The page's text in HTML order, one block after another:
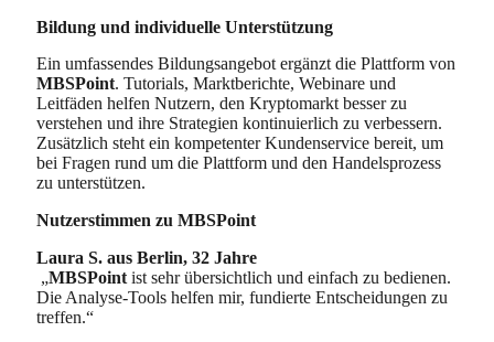
Bildung und individuelle Unterstützung
Ein umfassendes Bildungsangebot ergänzt die Plattform von
MBSPoint. Tutorials, Marktberichte, Webinare und
Leitfäden helfen Nutzern, den Kryptomarkt besser zu
verstehen und ihre Strategien kontinuierlich zu verbessern.
Zusätzlich steht ein kompetenter Kundenservice bereit, um
bei Fragen rund um die Plattform und den Handelsprozess
zu unterstützen.
Nutzerstimmen zu MBSPoint
Laura S. aus Berlin, 32 Jahre
„MBSPoint ist sehr übersichtlich und einfach zu bedienen.
Die Analyse-Tools helfen mir, fundierte Entscheidungen zu
treffen.“